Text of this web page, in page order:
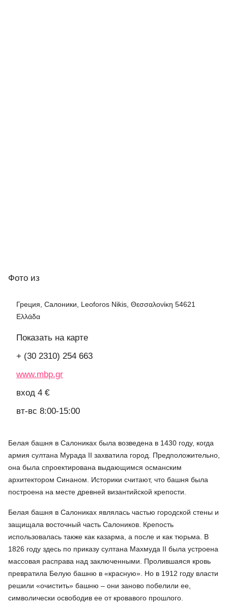
Фото из
Греция, Салоники, Leoforos Nikis, Θεσσαλονίκη 54621
Ελλάδα
Показать на карте
+ (30 2310) 254 663
www.mbp.gr
вход 4 €
вт-вс 8:00-15:00
Белая башня в Салониках была возведена в 1430 году, когда
армия султана Мурада II захватила город. Предположительно,
она была спроектирована выдающимся османским
архитектором Синаном. Историки считают, что башня была
построена на месте древней византийской крепости.
Белая башня в Салониках являлась частью городской стены и
защищала восточный часть Салоников. Крепость
использовалась также как казарма, а после и как тюрьма. В
1826 году здесь по приказу султана Махмуда II была устроена
массовая расправа над заключенными. Пролившаяся кровь
превратила Белую башню в «красную». Но в 1912 году власти
решили «очистить» башню – они заново побелили ее,
символически освободив ее от кровавого прошлого.